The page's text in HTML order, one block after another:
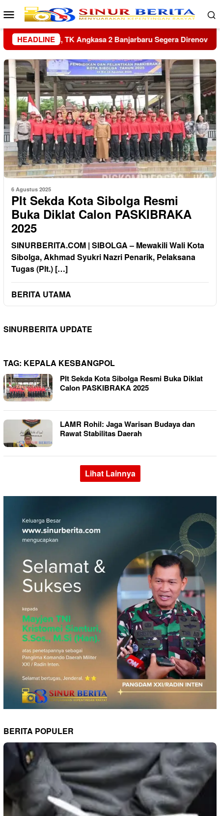
Loncat
ke
konten
Menu
Mobile
HEADLINE
Direnovasi Kapolres Sambas Silaturahmi ke Keraton
6 Agustus 2025
Plt Sekda Kota Sibolga Resmi
Buka Diklat Calon PASKIBRAKA
2025
SINURBERITA.COM | SIBOLGA – Mewakili Wali Kota
Sibolga, Akhmad Syukri Nazri Penarik, Pelaksana
Tugas (Plt.) […]
BERITA UTAMA
SINURBERITA UPDATE
TAG: KEPALA KESBANGPOL
Plt Sekda Kota Sibolga Resmi Buka Diklat
Calon PASKIBRAKA 2025
LAMR Rohil: Jaga Warisan Budaya dan
Rawat Stabilitas Daerah
Lihat Lainnya
BERITA POPULER